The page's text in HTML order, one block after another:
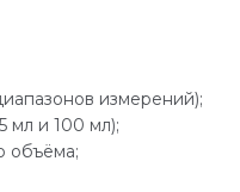
измерений);
мл и 100 мл);
объёма;